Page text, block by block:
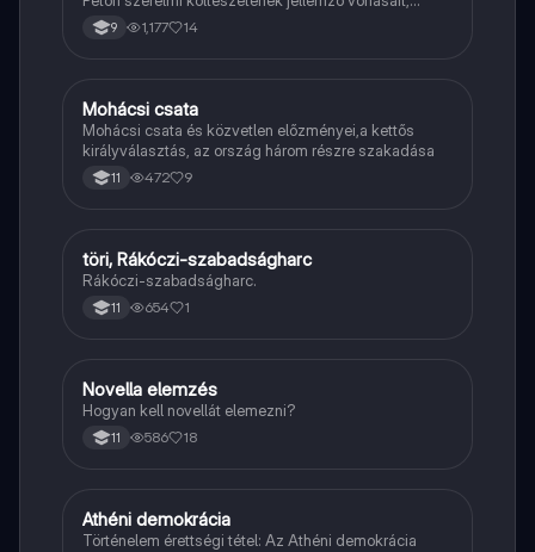
vereseinek ihletőit és külön kitér a hitvesi
költészetére.
9 1,177 14
Töri
Mohácsi csata
Mohácsi csata és közvetlen előzményei,a kettős
királyválasztás, az ország három részre szakadása
11 472 9
Töri
töri, Rákóczi-szabadságharc
Rákóczi-szabadságharc.
11 654 1
Magyar
Novella elemzés
Hogyan kell novellát elemezni?
11 586 18
Töri
Athéni demokrácia
Történelem érettségi tétel: Az Athéni demokrácia